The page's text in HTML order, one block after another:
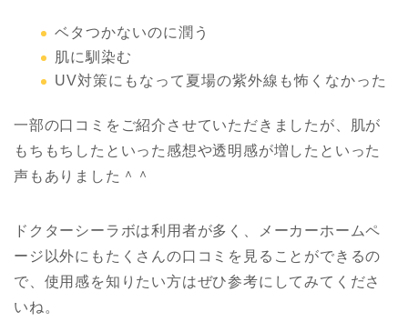
ベタつかないのに潤う
肌に馴染む
UV対策にもなって夏場の紫外線も怖くなかった
一部の口コミをご紹介させていただきましたが、肌が
もちもちしたといった感想や透明感が増したといった
声もありました＾＾
ドクターシーラボは利用者が多く、メーカーホームペ
ージ以外にもたくさんの口コミを見ることができるの
で、使用感を知りたい方はぜひ参考にしてみてくださ
いね。